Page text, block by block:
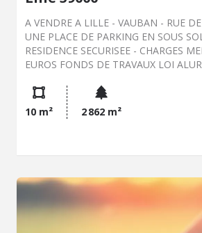
A VENDRE A LILLE - VAUBAN - RUE DELPHIN PETIT -
UNE PLACE DE PARKING EN SOUS
RESIDENCE SECURISEE - CHARGES MENSUELLES : 11
EUROS FONDS DE TRAVAUX LOI ALUR INCLUS PRIX : 18
EUROS D'HONORAIRES DE
DE L'ACQUEREUR SOIT 10.59 % - LE
HONORAIRES DE NEGOCIATION AU
1 800 EUROS POUR LA VENTE SEULE DE PARKING ET
GARAGE - BIEN SOUMIS AU STATUT
COPROPRIETE - Les informations sur les risques auxquels
ce bien est exposé sont disponibles
10 m² 2 862 m²